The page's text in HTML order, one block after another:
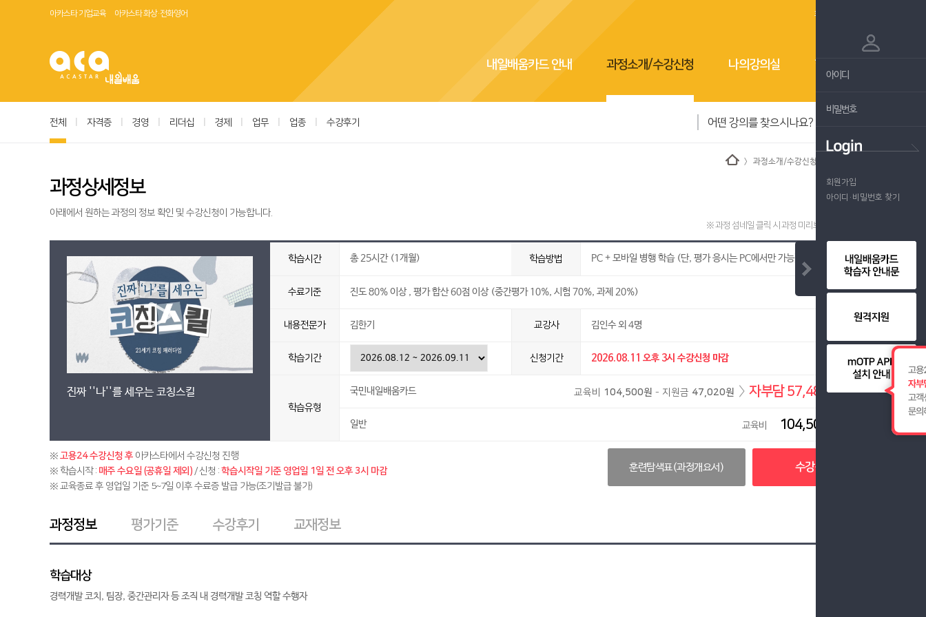
아카스타 기업교육 아카스타 화상·전화영어 회원가입
내일배움카드 안내 과정소개/수강신청 나의강의실 학습지원센터
전체 자격증 경영 리더십 경제 업무 업종 수강후기
〉 과정소개/수강신청 〉 과정상세정보
과정상세정보
아래에서 원하는 과정의 정보 확인 및 수강신청이 가능합니다.
※ 과정 섬네일 클릭 시 과정 미리보기가 가능합니다.
진짜 ''나''를 세우는 코칭스킬
학습시간 총 25시간 (1개월) 학습방법 PC + 모바일 병행 학습 (단, 평가 응시는 PC에서만 가능)
수료기준 진도 80% 이상 , 평가 합산 60점 이상 (중간평가 10%, 시험 70%, 과제 20%)
내용전문가 김한기 교강사 김인수 외 4명
학습기간 신청기간 2026.08.11 오후 3시 수강신청 마감
학습유형
국민내일배움카드 교육비 104,500원 - 지원금 47,020원 〉 자부담 57,480원
일반 교육비 104,500원
※고용24 수강신청 후 아카스타에서 수강신청 진행
※ 학습시작 : 매주 수요일 (공휴일 제외) / 신청 :학습시작일 기준 영업일 1일 전 오후 3시 마감
※ 교육종료 후 영업일 기준 5~7일 이후 수료증 발급 가능(조기발급 불가)
훈련탐색표(과정개요서) 수강신청
과정정보 평가기준 수강후기 교재정보
학습대상
경력개발 코치, 팀장, 중간관리자 등 조직 내 경력개발 코칭 역할 수행자
회원가입
아이디·비밀번호 찾기